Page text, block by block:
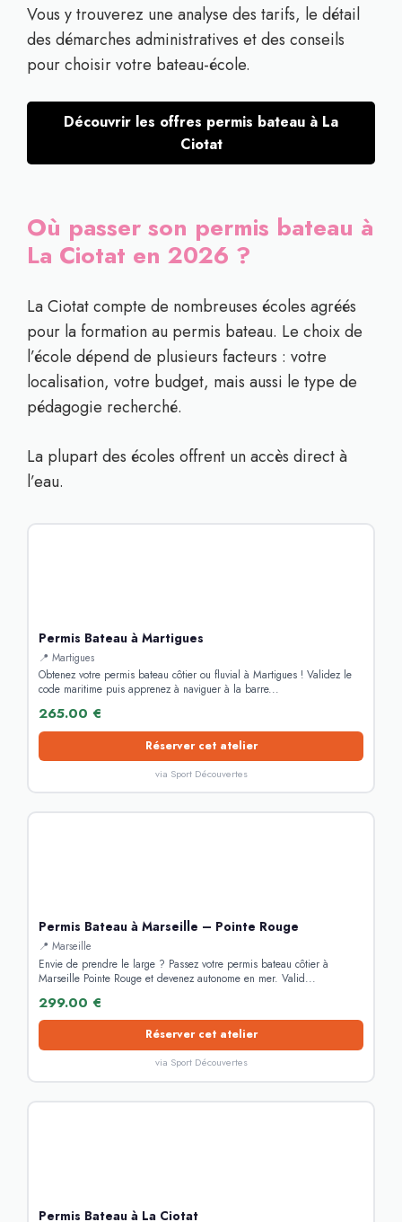
Vous y trouverez une analyse des tarifs, le détail
des démarches administratives et des conseils
pour choisir votre bateau-école.
Découvrir les offres permis bateau à La
Ciotat
Où passer son permis bateau à
La Ciotat en 2026 ?
La Ciotat compte de nombreuses écoles agréés
pour la formation au permis bateau. Le choix de
l’école dépend de plusieurs facteurs : votre
localisation, votre budget, mais aussi le type de
pédagogie recherché.
La plupart des écoles offrent un accès direct à
l’eau.
Permis Bateau à Martigues
📍 Martigues
Obtenez votre permis bateau côtier ou fluvial à Martigues ! Validez le
code maritime puis apprenez à naviguer à la barre...
265.00 €
Réserver cet atelier
via Sport Découvertes
Permis Bateau à Marseille – Pointe Rouge
📍 Marseille
Envie de prendre le large ? Passez votre permis bateau côtier à
Marseille Pointe Rouge et devenez autonome en mer. Valid...
299.00 €
Réserver cet atelier
via Sport Découvertes
Permis Bateau à La Ciotat